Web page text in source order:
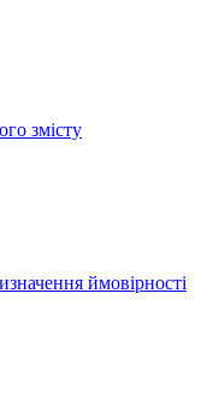
змісту
ймовірності